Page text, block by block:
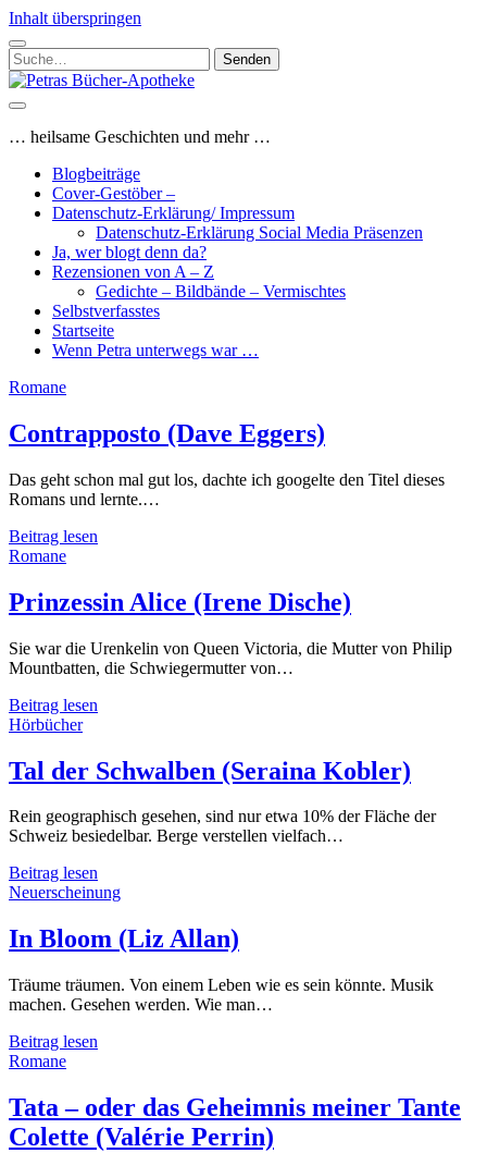
Inhalt überspringen
Suchen
nach:
Petras
Bücher-
… heilsame Geschichten und mehr …
Blogbeiträge
Cover-Gestöber –
Datenschutz-Erklärung/ Impressum
Datenschutz-Erklärung Social Media Präsenzen
Ja, wer blogt denn da?
Rezensionen von A – Z
Gedichte – Bildbände – Vermischtes
Selbstverfasstes
Startseite
Wenn Petra unterwegs war …
Petras
Bücher-
Apotheke
Beiträge
Romane
Contrapposto (Dave Eggers)
Das geht schon mal gut los, dachte ich googelte den Titel dieses
Romans und lernte.…
Beitrag lesen
Romane
Prinzessin Alice (Irene Dische)
Sie war die Urenkelin von Queen Victoria, die Mutter von Philip
Mountbatten, die Schwiegermutter von…
Beitrag lesen
Dische)
Hörbücher
Tal der Schwalben (Seraina Kobler)
Rein geographisch gesehen, sind nur etwa 10% der Fläche der
Schweiz besiedelbar. Berge verstellen vielfach…
Beitrag lesen
der
(Seraina
Kobler)
Neuerscheinung
In Bloom (Liz Allan)
Träume träumen. Von einem Leben wie es sein könnte. Musik
machen. Gesehen werden. Wie man…
Beitrag lesen
Allan)
Romane
Tata – oder das Geheimnis meiner Tante
Colette (Valérie Perrin)